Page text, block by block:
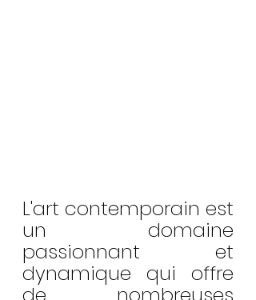
L'art contemporain est
un domaine
passionnant et
dynamique qui offre